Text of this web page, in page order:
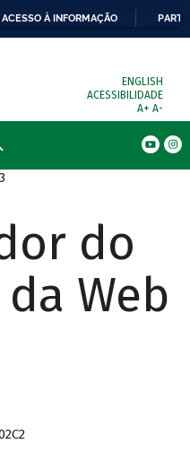
ACESSO À INFORMAÇÃO
ENGLISH
ACESSIBILIDADE
A+ A-
do
Web